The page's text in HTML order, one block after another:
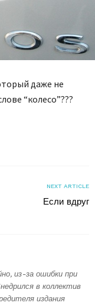
даже не
“колесо”???
NEXT ARTICLE
Если вдруг
из-за ошибки при
в коллектив
издания